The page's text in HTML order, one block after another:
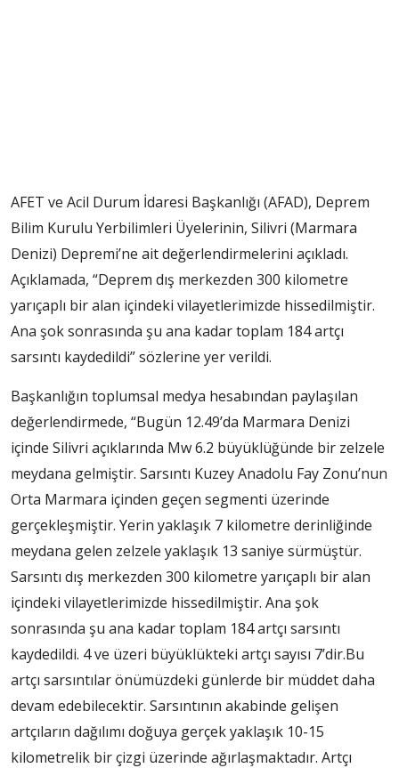
AFET ve Acil Durum İdaresi Başkanlığı (AFAD), Deprem
Bilim Kurulu Yerbilimleri Üyelerinin, Silivri (Marmara
Denizi) Depremi’ne ait değerlendirmelerini açıkladı.
Açıklamada, “Deprem dış merkezden 300 kilometre
yarıçaplı bir alan içindeki vilayetlerimizde hissedilmiştir.
Ana şok sonrasında şu ana kadar toplam 184 artçı
sarsıntı kaydedildi” sözlerine yer verildi.
Başkanlığın toplumsal medya hesabından paylaşılan
değerlendirmede, “Bugün 12.49’da Marmara Denizi
içinde Silivri açıklarında Mw 6.2 büyüklüğünde bir zelzele
meydana gelmiştir. Sarsıntı Kuzey Anadolu Fay Zonu’nun
Orta Marmara içinden geçen segmenti üzerinde
gerçekleşmiştir. Yerin yaklaşık 7 kilometre derinliğinde
meydana gelen zelzele yaklaşık 13 saniye sürmüştür.
Sarsıntı dış merkezden 300 kilometre yarıçaplı bir alan
içindeki vilayetlerimizde hissedilmiştir. Ana şok
sonrasında şu ana kadar toplam 184 artçı sarsıntı
kaydedildi. 4 ve üzeri büyüklükteki artçı sayısı 7’dir.Bu
artçı sarsıntılar önümüzdeki günlerde bir müddet daha
devam edebilecektir. Sarsıntının akabinde gelişen
artçıların dağılımı doğuya gerçek yaklaşık 10-15
kilometrelik bir çizgi üzerinde ağırlaşmaktadır. Artçı